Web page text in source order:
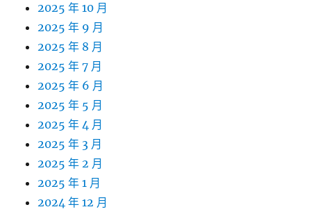
2025 年 10 月
2025 年 9 月
2025 年 8 月
2025 年 7 月
2025 年 6 月
2025 年 5 月
2025 年 4 月
2025 年 3 月
2025 年 2 月
2025 年 1 月
2024 年 12 月